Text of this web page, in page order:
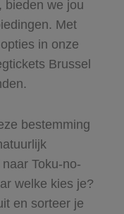
bieden we jou
Met
in onze
Brussel
bestemming
Toku-no-
welke kies je?
en sorteer je